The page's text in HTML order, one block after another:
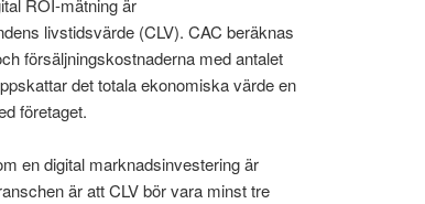
ROI-mätning är
livstidsvärde (CLV). CAC beräknas
försäljningskostnaderna med antalet
det totala ekonomiska värde en
företaget.
en digital marknadsinvestering är
är att CLV bör vara minst tre